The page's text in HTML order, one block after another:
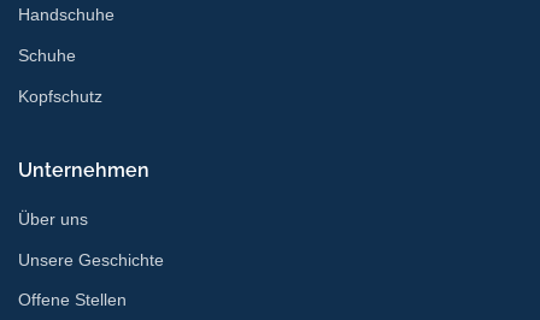
Handschuhe
Schuhe
Kopfschutz
Unternehmen
Über uns
Unsere Geschichte
Offene Stellen